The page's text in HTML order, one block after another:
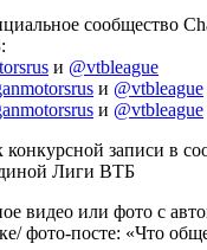
сообщество
и @vtbleague
и @vtbleague
и @vtbleague
конкурсной записи в
Лиги ВТБ
видео или фото с
фото-посте: «Что